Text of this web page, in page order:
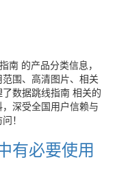
南 的产品分类信息，
围、高清图片、相关
数据跳线指南 相关的
深受全国用户信赖与
！
有必要使用